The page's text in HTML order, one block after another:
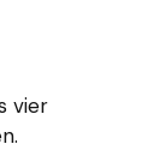
vier